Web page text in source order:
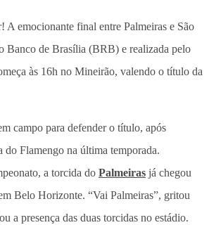
A emocionante final entre Palmeiras e São
Banco de Brasília (BRB) e realizada pelo
às 16h no Mineirão, valendo o título da
campo para defender o título, após
do Flamengo na última temporada.
a torcida do Palmeiras já chegou
Belo Horizonte. “Vai Palmeiras”, gritou
a presença das duas torcidas no estádio.